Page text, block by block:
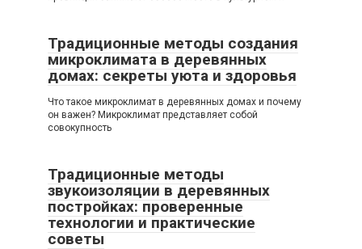
Традиционные методы создания
микроклимата в деревянных
домах: секреты уюта и здоровья
Что такое микроклимат в деревянных домах и почему
он важен? Микроклимат представляет собой
совокупность
Традиционные методы
звукоизоляции в деревянных
постройках: проверенные
технологии и практические
советы